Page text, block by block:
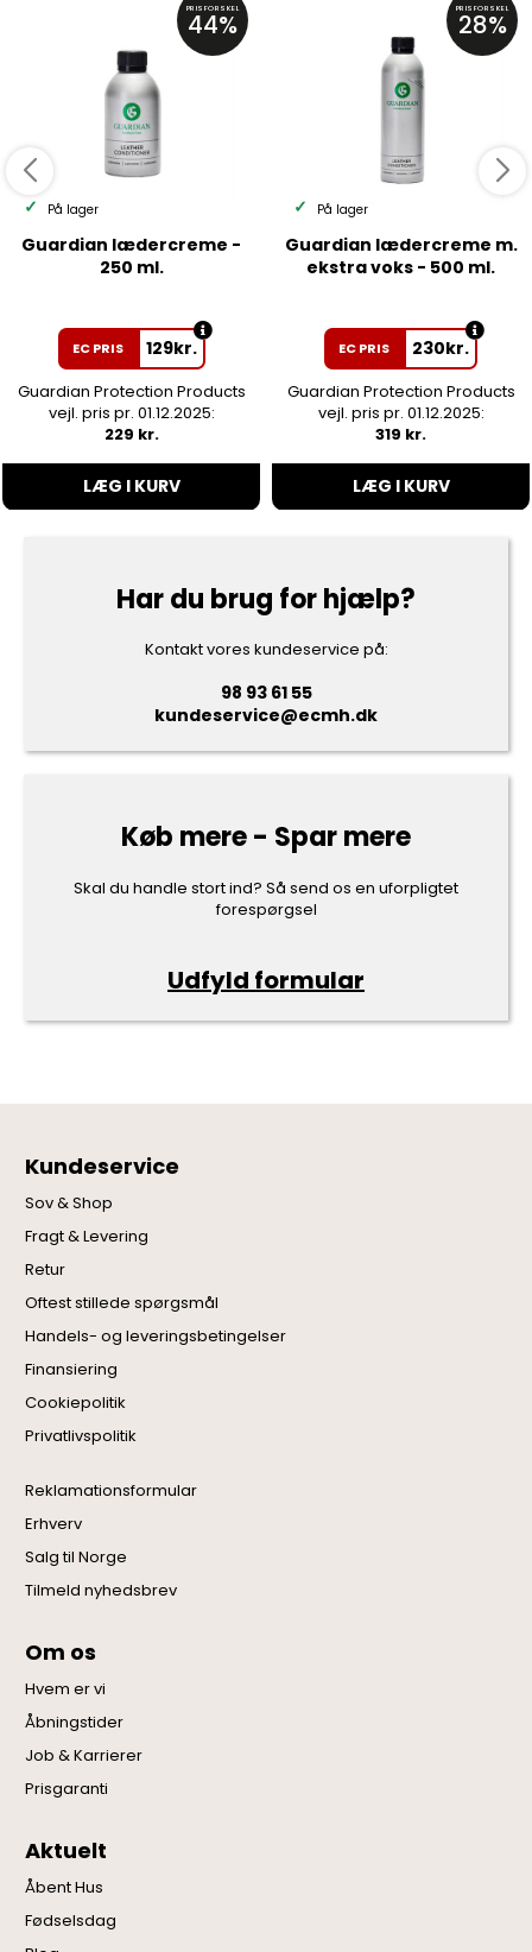
PRISFORSKEL
44%
På lager
Guardian lædercreme -
250 ml.
EC PRIS 129kr.
Guardian Protection Products
vejl. pris pr. 01.12.2025:
229 kr.
LÆG I KURV
PRISFORSKEL
28%
På lager
Guardian lædercreme m.
ekstra voks - 500 ml.
EC PRIS 230kr.
Guardian Protection Products
vejl. pris pr. 01.12.2025:
319 kr.
LÆG I KURV
Har du brug for hjælp?
Kontakt vores kundeservice på:
98 93 61 55
kundeservice@ecmh.dk
Køb mere - Spar mere
Skal du handle stort ind? Så send os en uforpligtet
forespørgsel
Udfyld formular
Kundeservice
Sov & Shop
Fragt & Levering
Retur
Oftest stillede spørgsmål
Handels- og leveringsbetingelser
Finansiering
Cookiepolitik
Privatlivspolitik
Reklamationsformular
Erhverv
Salg til Norge
Tilmeld nyhedsbrev
Om os
Hvem er vi
Åbningstider
Job & Karrierer
Prisgaranti
Aktuelt
Åbent Hus
Fødselsdag